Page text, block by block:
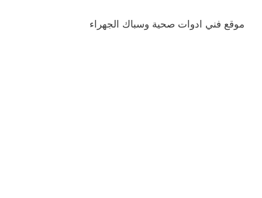
موقع فني ادوات صحية وسباك الجهراء